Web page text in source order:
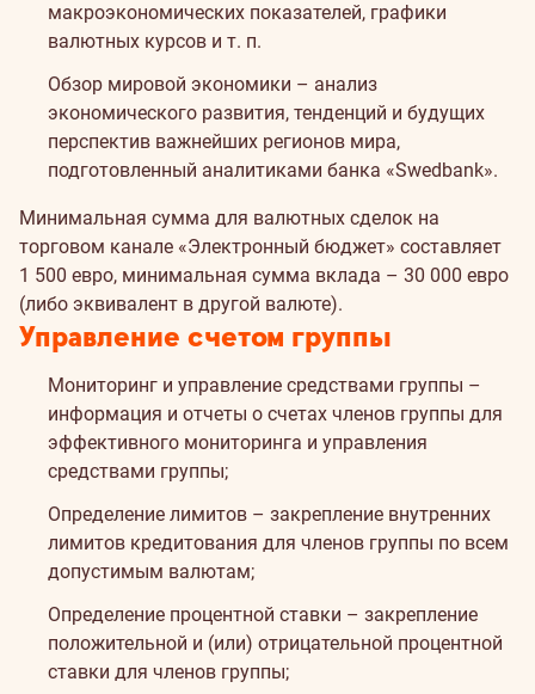
макроэкономических показателей, графики
валютных курсов и т. п.
Обзор мировой экономики – анализ
экономического развития, тенденций и будущих
перспектив важнейших регионов мира,
подготовленный аналитиками банка «Swedbank».
Минимальная сумма для валютных сделок на
торговом канале «Электронный бюджет» составляет
1 500 евро, минимальная сумма вклада – 30 000 евро
(либо эквивалент в другой валюте).
Управление счетом группы
Мониторинг и управление средствами группы –
информация и отчеты о счетах членов группы для
эффективного мониторинга и управления
средствами группы;
Определение лимитов – закрепление внутренних
лимитов кредитования для членов группы по всем
допустимым валютам;
Определение процентной ставки – закрепление
положительной и (или) отрицательной процентной
ставки для членов группы;